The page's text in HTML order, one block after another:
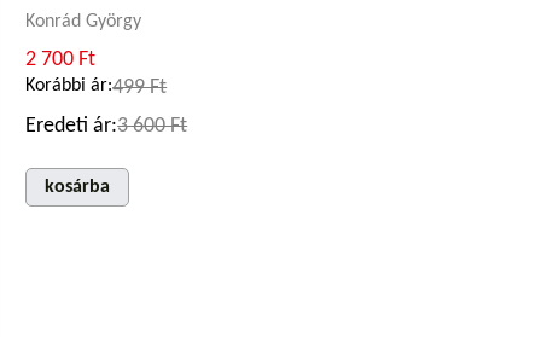
Konrád György
2 700 Ft
Korábbi ár:499 Ft
Eredeti ár:3 600 Ft
kosárba